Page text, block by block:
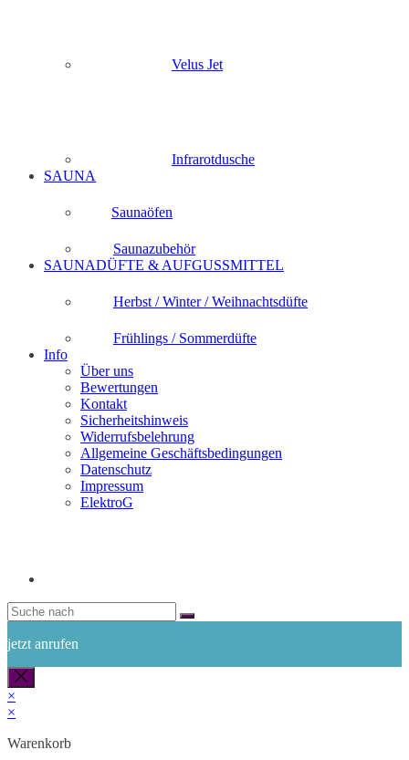
Velus Jet
Infrarotdusche
SAUNA
Saunaöfen
Saunazubehör
SAUNADÜFTE & AUFGUSSMITTEL
Herbst / Winter / Weihnachtsdüfte
Frühlings / Sommerdüfte
Info
Über uns
Bewertungen
Kontakt
Sicherheitshinweis
Widerrufsbelehrung
Allgemeine Geschäftsbedingungen
Datenschutz
Impressum
ElektroG
jetzt anrufen
×
×
Warenkorb